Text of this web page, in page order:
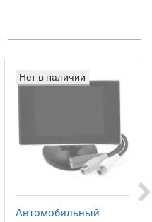
Нет в наличии
Автомобильный